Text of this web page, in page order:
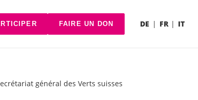
FAIRE UN DON DE FR IT
général des Verts suisses